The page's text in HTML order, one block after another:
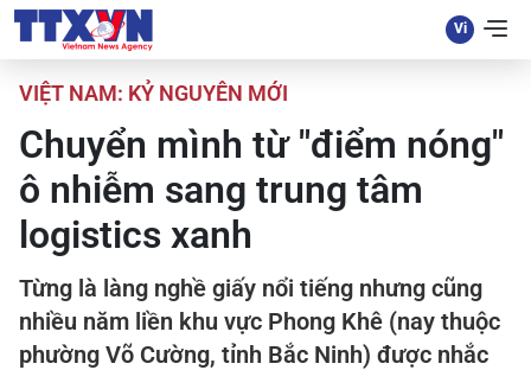
VIỆT NAM: KỶ NGUYÊN MỚI
Chuyển mình từ "điểm nóng"
ô nhiễm sang trung tâm
logistics xanh
Từng là làng nghề giấy nổi tiếng nhưng cũng
nhiều năm liền khu vực Phong Khê (nay thuộc
phường Võ Cường, tỉnh Bắc Ninh) được nhắc